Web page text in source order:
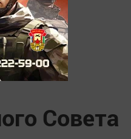
Совета